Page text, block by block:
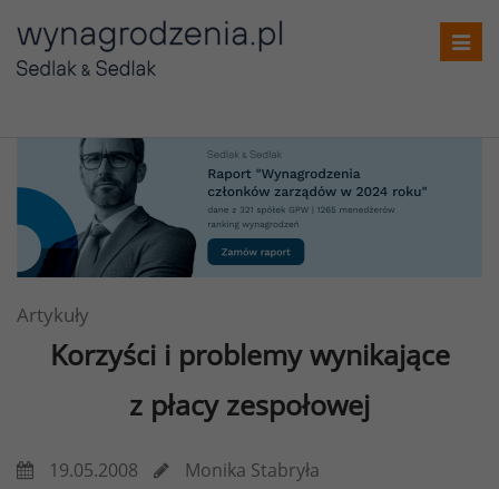
Artykuły
Korzyści i problemy wynikające
z płacy zespołowej
19.05.2008 Monika Stabryła